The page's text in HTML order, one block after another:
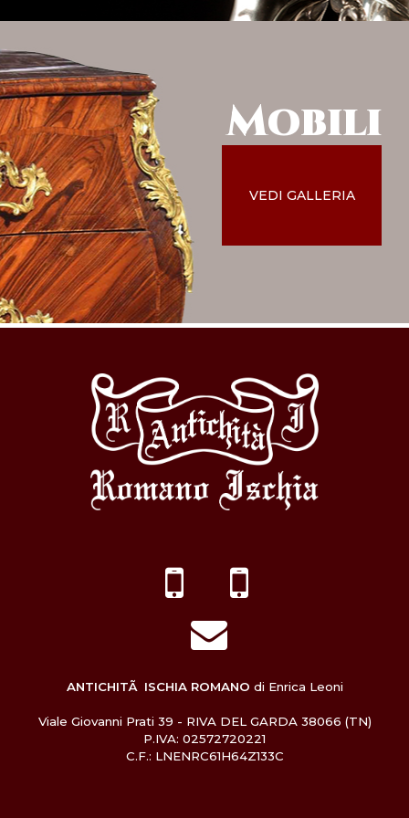
Mobili
VEDI GALLERIA
ANTICHITÃ ISCHIA ROMANO di Enrica Leoni
Viale Giovanni Prati 39 - RIVA DEL GARDA 38066 (TN)
P.IVA: 02572720221
C.F.: LNENRC61H64Z133C